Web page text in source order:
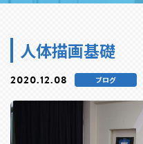
人体描画基礎
2020.12.08 ブログ